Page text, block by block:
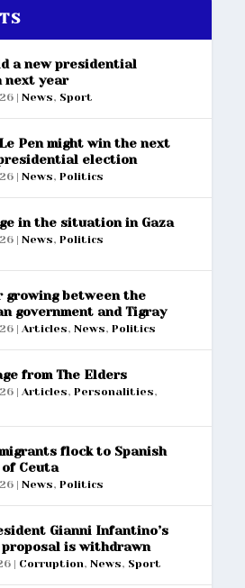
a new presidential
next year
|News, Sport
Pen might win the next
election
|News,Politics
in the situation in Gaza
|News,Politics
growing between the
government and Tigray
|Articles,News,Politics
from The Elders
|Articles,Personalities,
flock to Spanish
Ceuta
|News,Politics
Gianni Infantino’s
is withdrawn
| Corruption,News, Sport